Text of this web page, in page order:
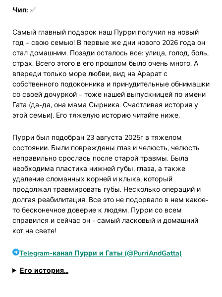
Чип: ✅
Самый главный подарок наш Пурри получил на новый
год – свою семью! В первые же дни нового 2026 года он
стал домашним. Позади осталось все: улица, голод, боль,
страх. Всего этого в его прошлом было очень много. А
впереди только море любви, вид на Арарат с
собственного подоконника и принудительные обнимашки
со своей дочуркой – тоже нашей выпускницей по имени
Гата (да-да, она мама Сырника. Счастливая история у
этой семьи). Его тяжелую историю читайте ниже.
Пурри был подобран 23 августа 2025г в тяжелом
состоянии. Были повреждены глаз и челюсть, челюсть
неправильно срослась после старой травмы. Была
необходима пластика нижней губы, глаза, а также
удаление сломанных корней и клыка, который
продолжал травмировать губы. Несколько операций и
долгая реабилитация. Все это не подорвало в нем какое-
то бесконечное доверие к людям. Пурри со всем
справился и сейчас он - самый ласковый и домашний
кот на свете!
Telegram-канал Пурри и Гаты (@PurriAndGatta)
Его история...